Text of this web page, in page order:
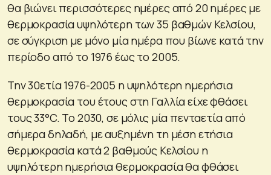
θα βιώνει περισσότερες ημέρες από 20 ημέρες με
θερμοκρασία υψηλότερη των 35 βαθμών Κελσίου,
σε σύγκριση με μόνο μία ημέρα που βίωνε κατά την
περίοδο από το 1976 έως το 2005.
Την 30ετία 1976-2005 η υψηλότερη ημερήσια
θερμοκρασία του έτους στη Γαλλία είχε φθάσει
τους 33°C. Το 2030, σε μόλις μία πενταετία από
σήμερα δηλαδή, με αυξημένη τη μέση ετήσια
θερμοκρασία κατά 2 βαθμούς Κελσίου η
υψηλότερη ημερήσια θερμοκρασία θα φθάσει